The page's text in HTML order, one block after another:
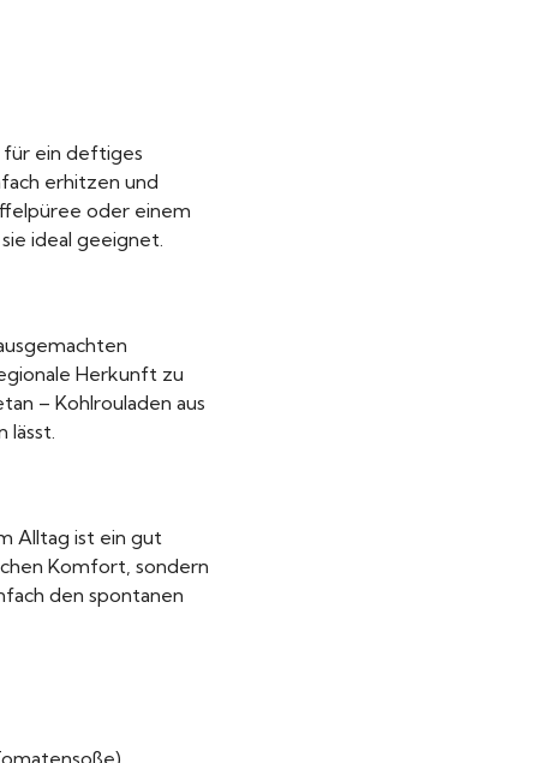
für ein deftiges
erhitzen und
oder einem
ideal geeignet.
Herkunft zu
– Kohlrouladen aus
lässt.
Alltag ist ein gut
Komfort, sondern
den spontanen